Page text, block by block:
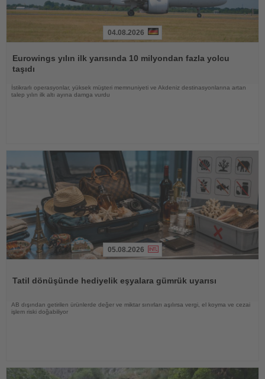
Oku
04.08.2026
Eurowings yılın ilk yarısında 10 milyondan fazla yolcu
taşıdı
İstikrarlı operasyonlar, yüksek müşteri memnuniyeti ve Akdeniz destinasyonlarına artan
talep yılın ilk altı ayına damga vurdu
05.08.2026
Tatil dönüşünde hediyelik eşyalara gümrük uyarısı
AB dışından getirilen ürünlerde değer ve miktar sınırları aşılırsa vergi, el koyma ve cezai
işlem riski doğabiliyor